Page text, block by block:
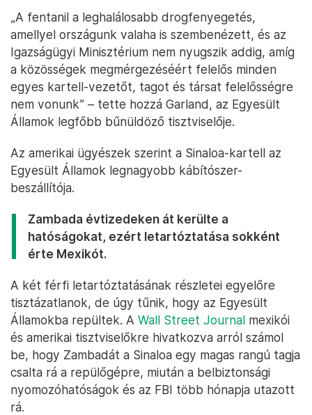
„A fentanil a leghalálosabb drogfenyegetés,
amellyel országunk valaha is szembenézett, és az
Igazságügyi Minisztérium nem nyugszik addig, amíg
a közösségek megmérgezéséért felelős minden
egyes kartell-vezetőt, tagot és társat felelősségre
nem vonunk” – tette hozzá Garland, az Egyesült
Államok legfőbb bűnüldöző tisztviselője.
Az amerikai ügyészek szerint a Sinaloa-kartell az
Egyesült Államok legnagyobb kábítószer-
beszállítója.
Zambada évtizedeken át kerülte a
hatóságokat, ezért letartóztatása sokként
érte Mexikót.
A két férfi letartóztatásának részletei egyelőre
tisztázatlanok, de úgy tűnik, hogy az Egyesült
Államokba repültek. A Wall Street Journal mexikói
és amerikai tisztviselőkre hivatkozva arról számol
be, hogy Zambadát a Sinaloa egy magas rangú tagja
csalta rá a repülőgépre, miután a belbiztonsági
nyomozóhatóságok és az FBI több hónapja utazott
rá.